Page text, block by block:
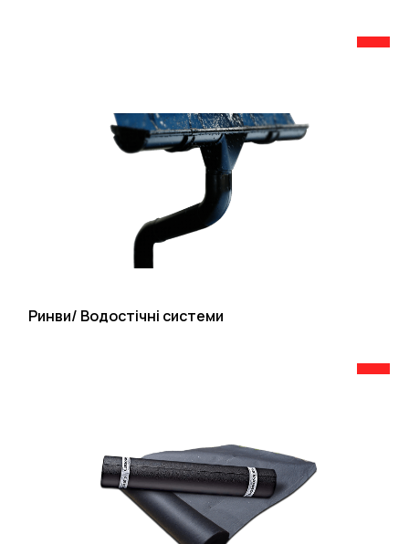
Ринви/ Водостічні системи